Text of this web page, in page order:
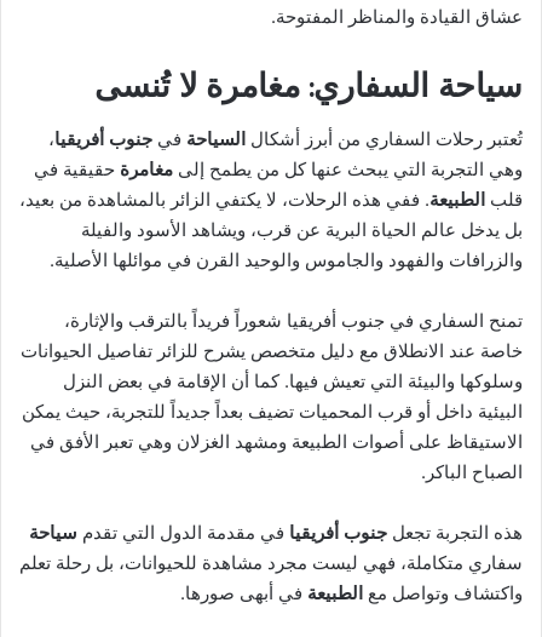
عشاق القيادة والمناظر المفتوحة.
سياحة السفاري: مغامرة لا تُنسى
تُعتبر رحلات السفاري من أبرز أشكال السياحة في جنوب أفريقيا،
وهي التجربة التي يبحث عنها كل من يطمح إلى مغامرة حقيقية في
قلب الطبيعة. ففي هذه الرحلات، لا يكتفي الزائر بالمشاهدة من بعيد،
بل يدخل عالم الحياة البرية عن قرب، ويشاهد الأسود والفيلة
والزرافات والفهود والجاموس والوحيد القرن في موائلها الأصلية.
تمنح السفاري في جنوب أفريقيا شعوراً فريداً بالترقب والإثارة،
خاصة عند الانطلاق مع دليل متخصص يشرح للزائر تفاصيل الحيوانات
وسلوكها والبيئة التي تعيش فيها. كما أن الإقامة في بعض النزل
البيئية داخل أو قرب المحميات تضيف بعداً جديداً للتجربة، حيث يمكن
الاستيقاظ على أصوات الطبيعة ومشهد الغزلان وهي تعبر الأفق في
الصباح الباكر.
هذه التجربة تجعل جنوب أفريقيا في مقدمة الدول التي تقدم سياحة
سفاري متكاملة، فهي ليست مجرد مشاهدة للحيوانات، بل رحلة تعلم
واكتشاف وتواصل مع الطبيعة في أبهى صورها.